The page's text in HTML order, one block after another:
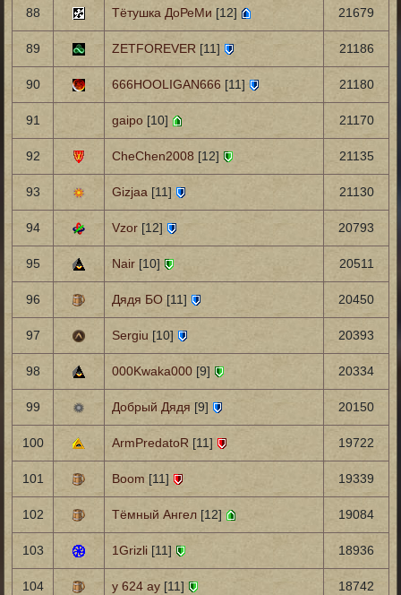
88 Тётушка ДоРеМи [12] 21679
89 ZETFOREVER [11] 21186
90 666HOOLIGAN666 [11] 21180
91 gaipo [10] 21170
92 CheChen2008 [12] 21135
93 Gizjaa [11] 21130
94 Vzor [12] 20793
95 Nair [10] 20511
96 Дядя БО [11] 20450
97 Sergiu [10] 20393
98 000Kwaka000 [9] 20334
99 Добрый Дядя [9] 20150
100 ArmPredatoR [11] 19722
101 Boom [11] 19339
102 Тёмный Ангел [12] 19084
103 1Grizli [11] 18936
104 у 624 ау [11] 18742